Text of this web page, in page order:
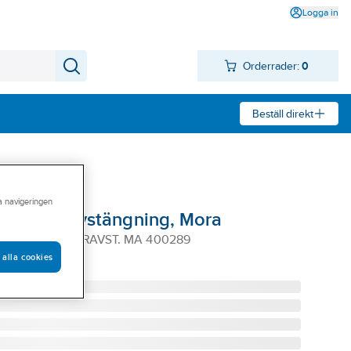
Logga in
Orderrader: 0
Beställ direkt
& föravstängning, Mora
O. FÖRAVST. MA 400289
navigeringen
alla cookies